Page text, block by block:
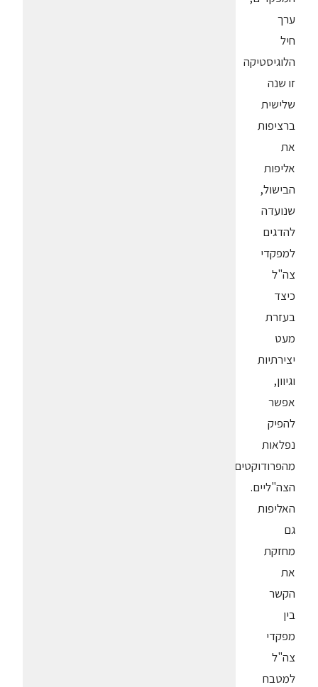
ערך
חיל
הלוגיסטיקה
זו שנה
שלישית
ברציפות
את
אליפות
הבישול,
שנועדה
להדגים
למפקדי
צה"ל
כיצד
בעזרת
מעט
יצירתיות
וגיוון,
אפשר
להפיק
נפלאות
מהפרודוקטים
הצה"ליים.
האליפות
גם
מחזקת
את
הקשר
בין
מפקדי
צה"ל
למטבח